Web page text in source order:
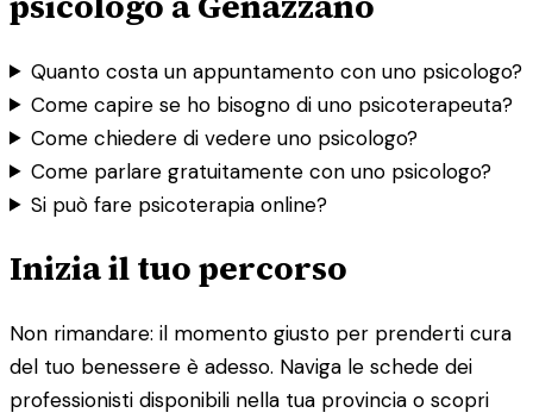
Quanto costa un appuntamento con uno psicologo?
Come capire se ho bisogno di uno psicoterapeuta?
Come chiedere di vedere uno psicologo?
Come parlare gratuitamente con uno psicologo?
Si può fare psicoterapia online?
Inizia il tuo percorso
Non rimandare: il momento giusto per prenderti cura
del tuo benessere è adesso. Naviga le schede dei
professionisti disponibili nella tua provincia o scopri